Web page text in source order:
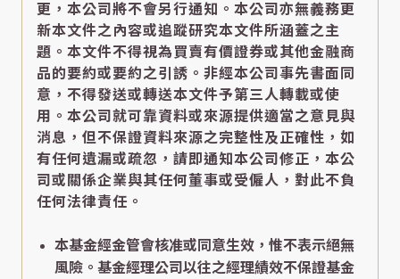
更，本公司將不會另行通知。本公司亦無義務更
新本文件之內容或追蹤研究本文件所涵蓋之主
題。本文件不得視為買賣有價證券或其他金融商
品的要約或要約之引誘。非經本公司事先書面同
意，不得發送或轉送本文件予第三人轉載或使
用。本公司就可靠資料或來源提供適當之意見與
消息，但不保證資料來源之完整性及正確性，如
有任何遺漏或疏忽，請即通知本公司修正，本公
司或關係企業與其任何董事或受僱人，對此不負
任何法律責任。
本基金經金管會核准或同意生效，惟不表示絕無
風險。基金經理公司以往之經理績效不保證基金